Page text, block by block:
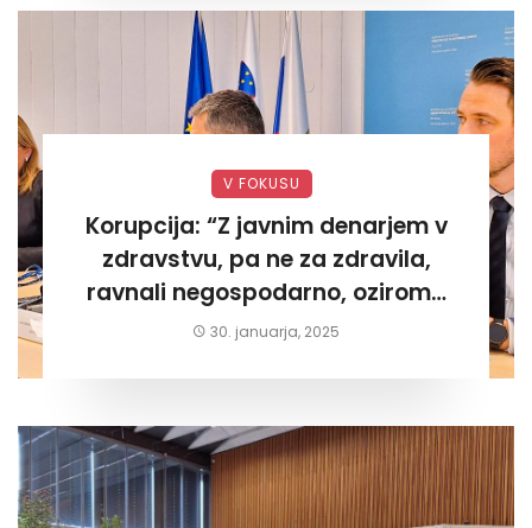
V FOKUSU
Korupcija: “Z javnim denarjem v
zdravstvu, pa ne za zdravila,
ravnali negospodarno, oziroma
za lastni žep. Tokrat na Žalskem«
30. januarja, 2025